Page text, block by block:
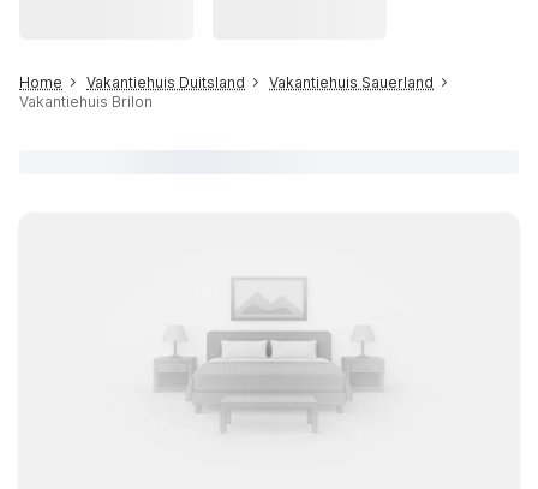
Home Vakantiehuis Duitsland
Vakantiehuis Sauerland
Vakantiehuis Brilon